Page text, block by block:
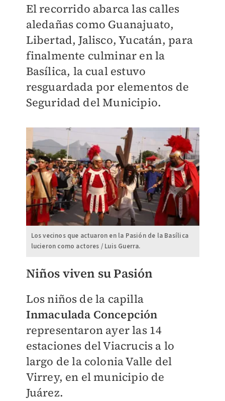
El recorrido abarca las calles
aledañas como Guanajuato,
Libertad, Jalisco, Yucatán, para
finalmente culminar en la
Basílica, la cual estuvo
resguardada por elementos de
Seguridad del Municipio.
Los vecinos que actuaron en la Pasión de la Basílica
lucieron como actores / Luis Guerra.
Niños viven su Pasión
Los niños de la capilla
Inmaculada Concepción
representaron ayer las 14
estaciones del Viacrucis a lo
largo de la colonia Valle del
Virrey, en el municipio de
Juárez.